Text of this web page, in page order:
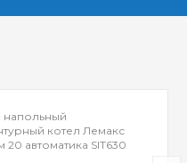
напольный
котел Лемакс
автоматика SIT630